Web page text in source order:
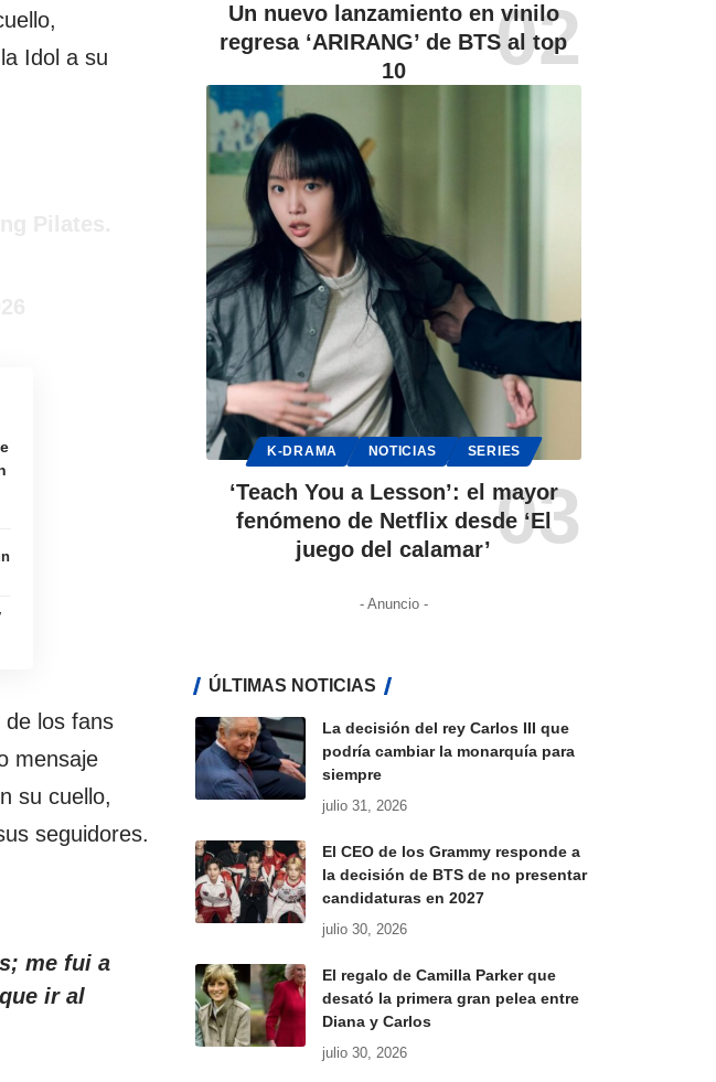
Idol a su
de los fans
mensaje
su cuello,
seguidores.
me fui a
ir al
Un nuevo lanzamiento en vinilo
regresa ‘ARIRANG’ de BTS al top
10
K-DRAMA NOTICIAS SERIES
‘Teach You a Lesson’: el mayor
fenómeno de Netflix desde ‘El
juego del calamar’
- Anuncio -
ÚLTIMAS NOTICIAS
La decisión del rey Carlos III que
podría cambiar la monarquía para
siempre
julio 31, 2026
El CEO de los Grammy responde a
la decisión de BTS de no presentar
candidaturas en 2027
julio 30, 2026
El regalo de Camilla Parker que
desató la primera gran pelea entre
Diana y Carlos
julio 30, 2026